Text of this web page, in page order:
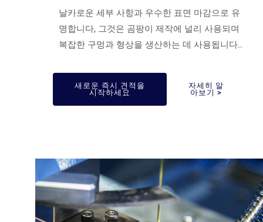
날카로운 세부 사항과 우수한 표면 마감으로 유
명합니다, 그것은 곰팡이 제작에 널리 사용되며
복잡한 구멍과 형상을 생산하는 데 사용됩니다..
새로운 즉시 견적을
시작하세요
자세히 알
아보기 >